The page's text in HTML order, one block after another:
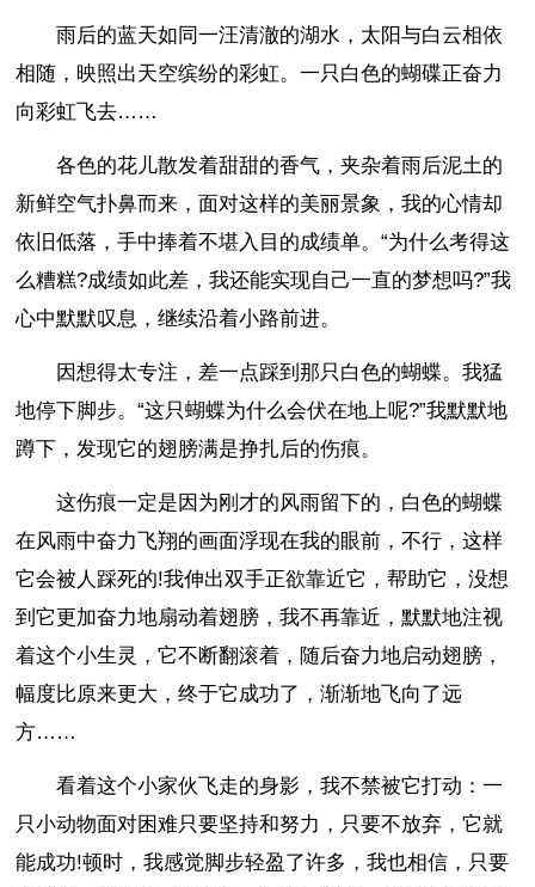
雨后的蓝天如同一汪清澈的湖水，太阳与白云相依
相随，映照出天空缤纷的彩虹。一只白色的蝴碟正奋力
向彩虹飞去……
各色的花儿散发着甜甜的香气，夹杂着雨后泥土的
新鲜空气扑鼻而来，面对这样的美丽景象，我的心情却
依旧低落，手中捧着不堪入目的成绩单。“为什么考得这
么糟糕?成绩如此差，我还能实现自己一直的梦想吗?”我
心中默默叹息，继续沿着小路前进。
因想得太专注，差一点踩到那只白色的蝴蝶。我猛
地停下脚步。“这只蝴蝶为什么会伏在地上呢?”我默默地
蹲下，发现它的翅膀满是挣扎后的伤痕。
这伤痕一定是因为刚才的风雨留下的，白色的蝴蝶
在风雨中奋力飞翔的画面浮现在我的眼前，不行，这样
它会被人踩死的!我伸出双手正欲靠近它，帮助它，没想
到它更加奋力地扇动着翅膀，我不再靠近，默默地注视
着这个小生灵，它不断翻滚着，随后奋力地启动翅膀，
幅度比原来更大，终于它成功了，渐渐地飞向了远
方……
看着这个小家伙飞走的身影，我不禁被它打动：一
只小动物面对困难只要坚持和努力，只要不放弃，它就
能成功!顿时，我感觉脚步轻盈了许多，我也相信，只要